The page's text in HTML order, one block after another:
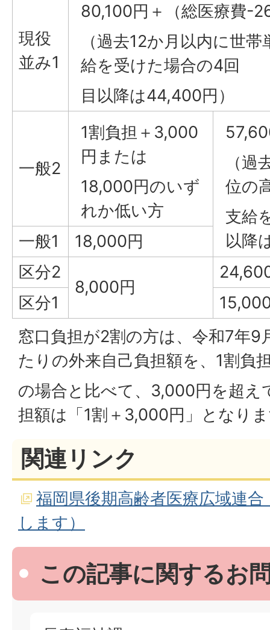
現役
並み1
80,100円＋（総医療費-
（過去12か月以内に世
給を受けた場合の4回
目以降は44,400円）
一般2
1割負担＋3,000
円または
18,000円のいず
れか低い方
（
位の
支給
以降
一般1
18,000円
区分2
8,000円
区分1
窓口負担が2割の方は、令和7年9
たりの外来自己負担額を、1割負
の場合と比べて、3,000円を超え
担額は「1割＋3,000円」となり
関連リンク
福岡県後期高齢者医療広域連
します）
この記事に関するお